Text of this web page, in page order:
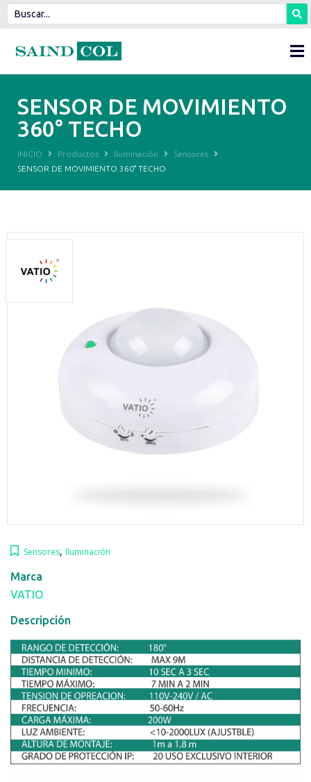
SENSOR DE MOVIMIENTO
360° TECHO
INICIO Productos Iluminación
Sensores
SENSOR DE MOVIMIENTO 360° TECHO
Sensores, Iluminación
Marca
VATIO
Descripción